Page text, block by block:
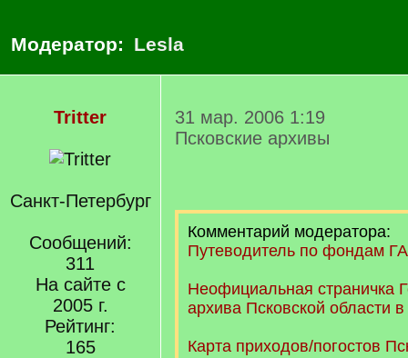
Модератор: Lesla
Tritter
Санкт-Петербург
Сообщений:
311
На сайте с
2005 г.
Рейтинг:
165
31 мар. 2006 1:19
Псковские архивы
Комментарий модератора:
Путеводитель по фондам
Неофициальная страничка
архива Псковской области
Карта приходов/погостов